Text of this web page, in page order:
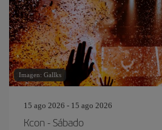
Imagen: Gallks
15 ago 2026 - 15 ago 2026
Kcon - Sábado